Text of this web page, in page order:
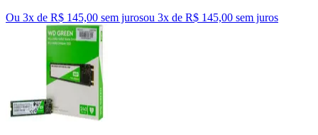
Ou 3x de R$ 145,00 sem jurosou 3x de R$ 145,00 sem juros